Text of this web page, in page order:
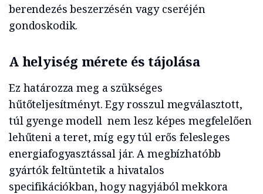
berendezés beszerzésén vagy cseréjén
gondoskodik.
A helyiség mérete és tájolása
Ez határozza meg a szükséges
hűtőteljesítményt. Egy rosszul megválasztott,
túl gyenge modell nem lesz képes megfelelően
lehűteni a teret, míg egy túl erős felesleges
energiafogyasztással jár. A megbízhatóbb
gyártók feltüntetik a hivatalos
specifikációkban, hogy nagyjából mekkora